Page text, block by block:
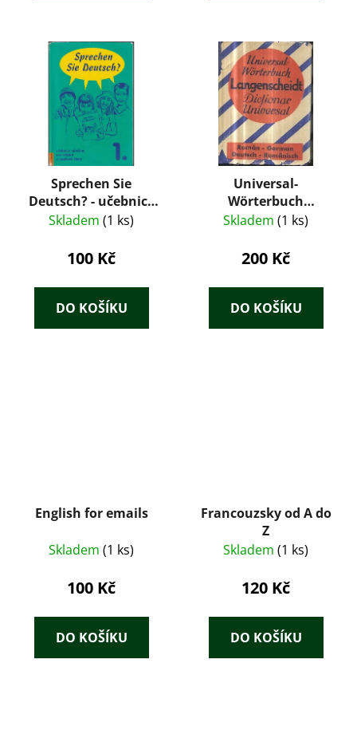
Sprechen Sie
Deutsch? - učebnice
němčiny pro střední a
Skladem (1 ks)
100 Kč
DO KOŠÍKU
Universal-
Wörterbuch
Langenscheidt
Român-German
Skladem (1 ks)
200 Kč
DO KOŠÍKU
English for emails
Skladem (1 ks)
100 Kč
DO KOŠÍKU
Francouzsky od A do
Z
Skladem (1 ks)
120 Kč
DO KOŠÍKU